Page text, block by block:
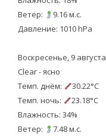
Ветер:
9.16 м.с.
Давление: 1010 hPa
Воскресенье, 9 августа
Clear - ясно
Темп. днём:
30.22°C
Темп. ночь:
23.18°C
Влажность: 34%
Ветер:
7.48 м.с.